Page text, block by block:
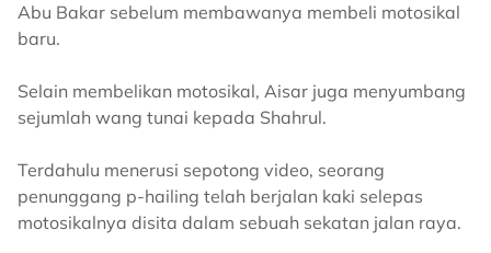
Abu Bakar sebelum membawanya membeli motosikal
baru.
Selain membelikan motosikal, Aisar juga menyumbang
sejumlah wang tunai kepada Shahrul.
Terdahulu menerusi sepotong video, seorang
penunggang p-hailing telah berjalan kaki selepas
motosikalnya disita dalam sebuah sekatan jalan raya.